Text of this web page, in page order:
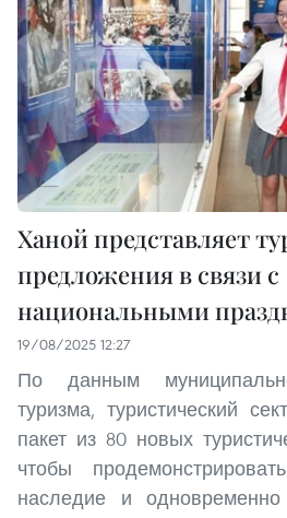
Ханой представляет
предложения в связи с
национальными
19/08/2025 12:27
По данным
туризма, туристический
пакет из 80 новых
чтобы
наследие и одновременно